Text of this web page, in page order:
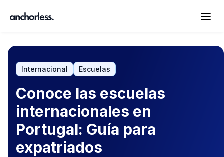
Internacional Escuelas
Conoce las escuelas
internacionales en
Portugal: Guía para
expatriados